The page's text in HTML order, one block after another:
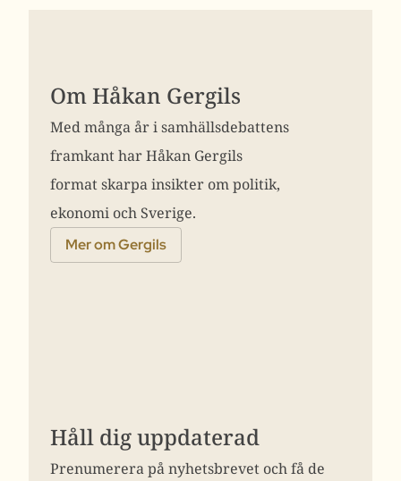
Om Håkan Gergils
Med många år i samhällsdebattens
framkant har Håkan Gergils
format skarpa insikter om politik,
ekonomi och Sverige.
Mer om Gergils
Håll dig uppdaterad
Prenumerera på nyhetsbrevet och få de